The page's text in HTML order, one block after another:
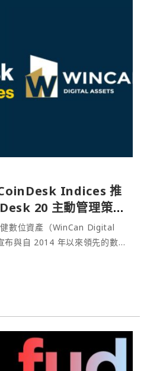
Indices 推
20 主動管理策
數位資產（WinCan Digital
與自 2014 年以來領先的數位
合作，推出「WinCan
。